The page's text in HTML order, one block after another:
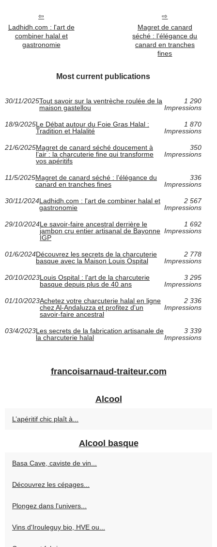
Ladhidh.com : l'art de
combiner halal et
gastronomie
Magret de canard
séché : l’élégance du
canard en tranches
fines
Most current publications
30/11/2025Tout savoir sur la ventrèche roulée de la
maison gastellou
1 290
Impressions
18/9/2025Le Débat autour du Foie Gras Halal :
Tradition et Halalité
1 870
Impressions
21/6/2025Magret de canard séché doucement à
l’air : la charcuterie fine qui transforme
vos apéritifs
350
Impressions
11/5/2025Magret de canard séché : l’élégance du
canard en tranches fines
336
Impressions
30/11/2024Ladhidh.com : l'art de combiner halal et
gastronomie
2 567
Impressions
29/10/2024Le savoir-faire ancestral derrière le
jambon cru entier artisanal de Bayonne
IGP
1 692
Impressions
01/6/2024Découvrez les secrets de la charcuterie
basque avec la Maison Louis Ospital
2 778
Impressions
20/10/2023Louis Ospital : l'art de la charcuterie
basque depuis plus de 40 ans
3 295
Impressions
01/10/2023Achetez votre charcuterie halal en ligne
chez Al-Andaluzza et profitez d'un
savoir-faire ancestral
2 336
Impressions
03/4/2023Les secrets de la fabrication artisanale de
la charcuterie halal
3 339
Impressions
francoisarnaud-traiteur.com
Alcool
L’apéritif chic plaît à...
Alcool basque
Basa Cave, caviste de vin...
Découvrez les cépages...
Plongez dans l'univers...
Vins d'Irouleguy bio, HVE ou...